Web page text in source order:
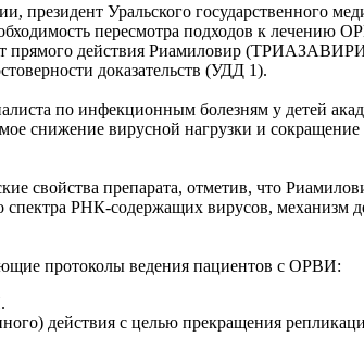
Уральского государственного
пересмотра подходов к лечению
прямого действия Риамиловир
доказательств (УДД 1).
по инфекционным болезням у детей
снижение вирусной нагрузки и
свойства препарата, отметив, что
РНК-содержащих вирусов, механизм
протоколы ведения пациентов с ОРВИ:
действия с целью прекращения